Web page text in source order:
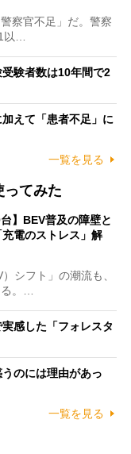
察官不足」だ。警察
以…
受験者数は10年間で2
えて「患者不足」に
一覧を見る
ってみた
】BEV普及の障壁と
電のストレス」解
シフト」の潮流も、
。…
感した「フォレスタ
のには理由があっ
一覧を見る